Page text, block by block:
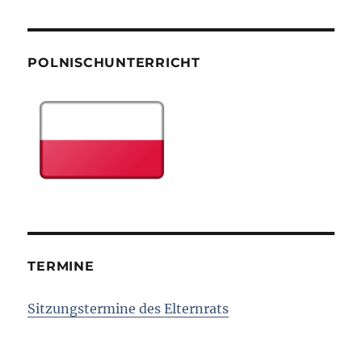
POLNISCHUNTERRICHT
TERMINE
Sitzungstermine des Elternrats